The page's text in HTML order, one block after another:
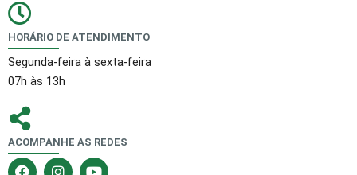
HORÁRIO DE ATENDIMENTO
Segunda-feira à sexta-feira
07h às 13h
ACOMPANHE AS REDES
F
I
Y